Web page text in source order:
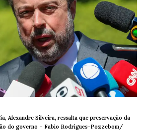
Alexandre Silveira, ressalta que preservação da
do governo – Fabio Rodrigues-Pozzebom/